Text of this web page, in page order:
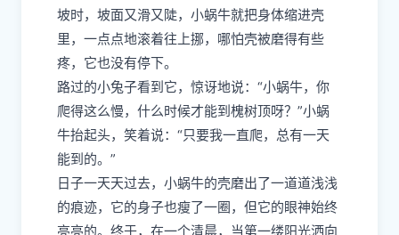
坡时，坡面又滑又陡，小蜗牛就把身体缩进壳
里，一点点地滚着往上挪，哪怕壳被磨得有些
疼，它也没有停下。
路过的小兔子看到它，惊讶地说：“小蜗牛，你
爬得这么慢，什么时候才能到槐树顶呀？”小蜗
牛抬起头，笑着说：“只要我一直爬，总有一天
能到的。”
日子一天天过去，小蜗牛的壳磨出了一道道浅浅
的痕迹，它的身子也瘦了一圈，但它的眼神始终
亮亮的。终于，在一个清晨，当第一缕阳光洒向